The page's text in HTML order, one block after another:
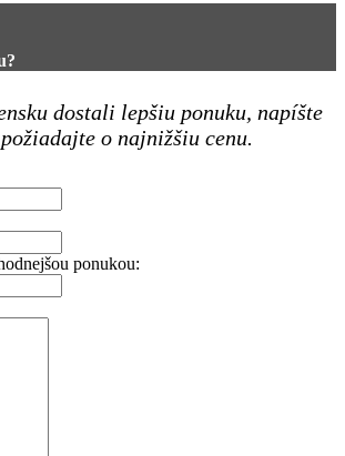
dostali lepšiu ponuku, napíšte
o najnižšiu cenu.
ponukou: